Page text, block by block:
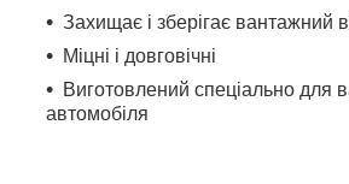
Захищає і зберігає вантажний
Міцні і довговічні
Виготовлений спеціально для
автомобіля